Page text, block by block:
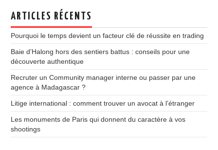
ARTICLES RÉCENTS
Pourquoi le temps devient un facteur clé de réussite en trading
Baie d’Halong hors des sentiers battus : conseils pour une
découverte authentique
Recruter un Community manager interne ou passer par une
agence à Madagascar ?
Litige international : comment trouver un avocat à l’étranger
Les monuments de Paris qui donnent du caractère à vos
shootings